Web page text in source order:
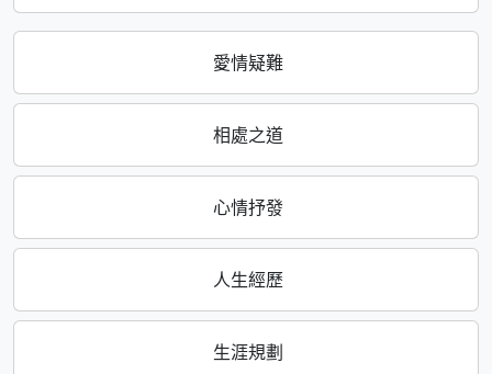
愛情疑難
相處之道
心情抒發
人生經歷
生涯規劃